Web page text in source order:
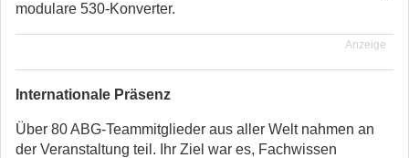
modulare 530-Konverter.
Anzeige
Internationale Präsenz
Über 80 ABG-Teammitglieder aus aller Welt nahmen an
der Veranstaltung teil. Ihr Ziel war es, Fachwissen